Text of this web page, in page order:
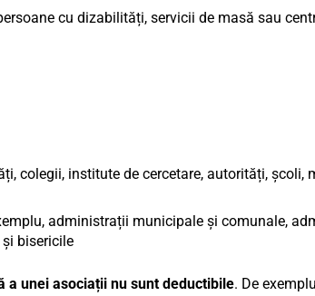
cu dizabilități, servicii de masă sau
colegii, institute de cercetare, autorități, școli,
administrații municipale și comunale,
bisericile
unei asociații nu sunt deductibile. De